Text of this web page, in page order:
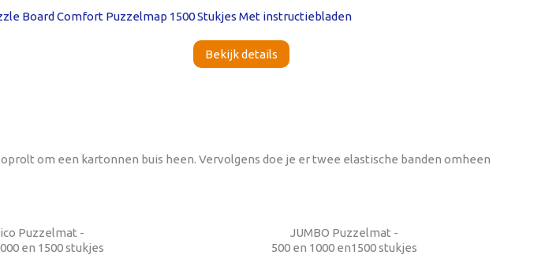
Bekijk details
om een kartonnen buis heen. Vervolgens doe je er twee elastische banden omheen
Puzzelmat -
en 1500 stukjes
JUMBO Puzzelmat -
500 en 1000 en1500 stukjes